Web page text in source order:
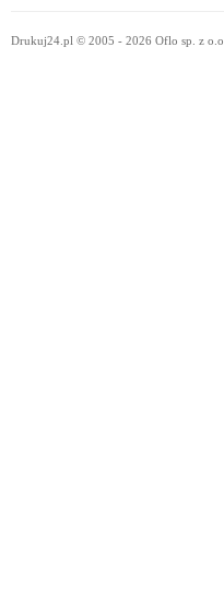
Drukuj24.pl © 2005 - 2026 Oflo sp. z o.o.